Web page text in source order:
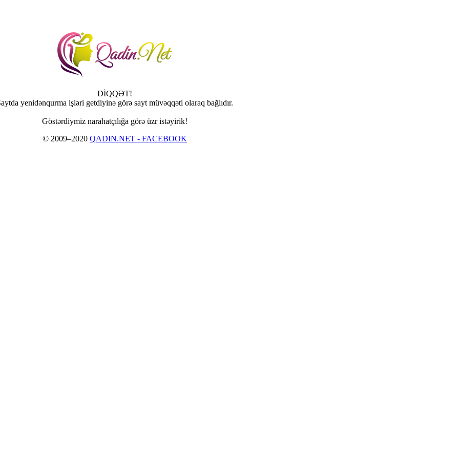
DİQQƏT!
yenidənqurma işləri getdiyinə görə sayt müvəqqəti olaraq bağlıdır.
Göstərdiymiz narahatçılığa görə üzr istəyirik!
© 2009–2020 QADIN.NET - FACEBOOK